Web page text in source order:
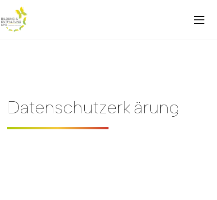
Datenschutzerklärung